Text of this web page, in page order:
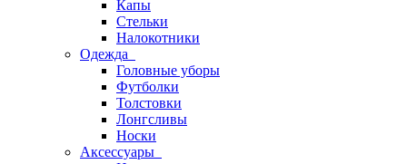
Капы
Стельки
Налокотники
Одежда
Головные уборы
Футболки
Толстовки
Лонгсливы
Носки
Аксессуары